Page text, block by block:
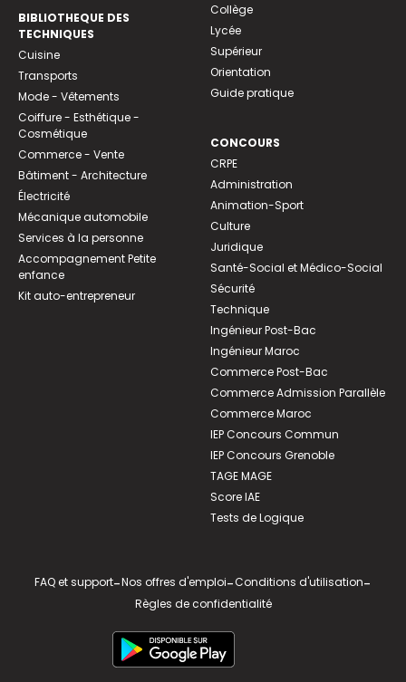
BIBLIOTHEQUE DES
TECHNIQUES
Cuisine
Transports
Mode - Vêtements
Coiffure - Esthétique -
Cosmétique
Commerce - Vente
Bâtiment - Architecture
Électricité
Mécanique automobile
Services à la personne
Accompagnement Petite
enfance
Kit auto-entrepreneur
Collège
Lycée
Supérieur
Orientation
Guide pratique
CONCOURS
CRPE
Administration
Animation-Sport
Culture
Juridique
Santé-Social et Médico-Social
Sécurité
Technique
Ingénieur Post-Bac
Ingénieur Maroc
Commerce Post-Bac
Commerce Admission Parallèle
Commerce Maroc
IEP Concours Commun
IEP Concours Grenoble
TAGE MAGE
Score IAE
Tests de Logique
FAQ et support-Nos offres d'emploi-Conditions d'utilisation-
Règles de confidentialité